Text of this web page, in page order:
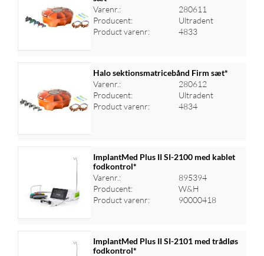
Log ind for at se priser
Varenr.:
280611
Producent:
Ultradent
Product varenr:
4833
Log ind for at se priser
Halo sektionsmatricebånd Firm sæt*
Varenr.:
280612
Producent:
Ultradent
Product varenr:
4834
Log ind for at se priser
ImplantMed Plus II SI-2100 med kablet
fodkontrol*
Varenr.:
895394
Producent:
W&H
Product varenr:
90000418
ImplantMed Plus II SI-2101 med trådløs
fodkontrol*